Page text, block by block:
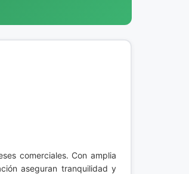
comerciales. Con amplia
aseguran tranquilidad y